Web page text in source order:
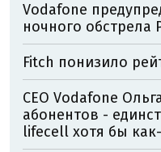
Vodafone
ночного обстрела
Fitch понизило
CEO Vodafone
абонентов -
lifecell хотя бы